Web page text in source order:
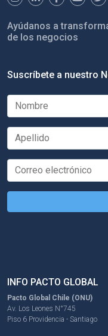
Ayúdanos a
de los negocios
Suscríbete a nuestro
INFO PACTO GLOBAL
Pacto Global Chile (ONU)
Av. Los Leones N°745
Piso 6 Providencia - Santiago